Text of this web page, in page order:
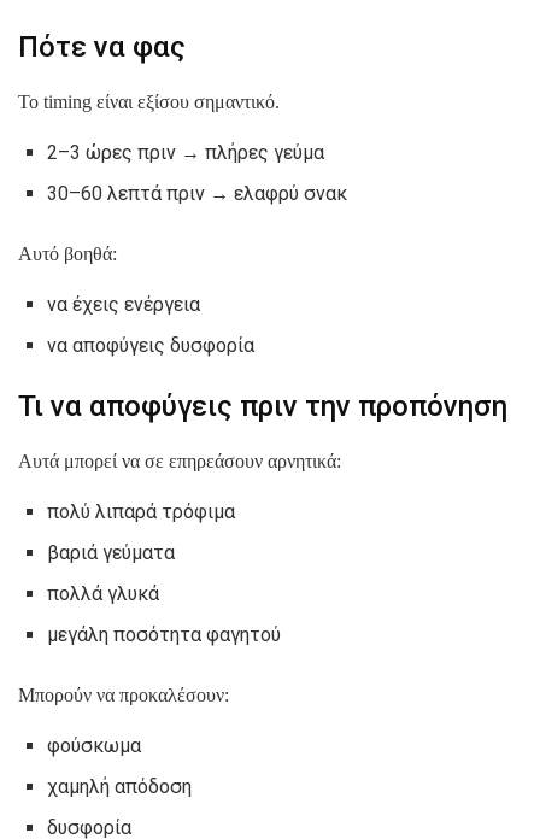
Πότε να φας
Το timing είναι εξίσου σημαντικό.
2–3 ώρες πριν → πλήρες γεύμα
30–60 λεπτά πριν → ελαφρύ σνακ
Αυτό βοηθά:
να έχεις ενέργεια
να αποφύγεις δυσφορία
Τι να αποφύγεις πριν την προπόνηση
Αυτά μπορεί να σε επηρεάσουν αρνητικά:
πολύ λιπαρά τρόφιμα
βαριά γεύματα
πολλά γλυκά
μεγάλη ποσότητα φαγητού
Μπορούν να προκαλέσουν:
φούσκωμα
χαμηλή απόδοση
δυσφορία